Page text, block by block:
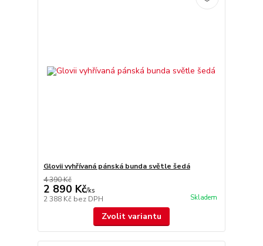
Glovii vyhřívaná pánská bunda světle šedá
4 390 Kč
2 890 Kč/ks
2 388 Kč bez DPH Skladem
Zvolit variantu